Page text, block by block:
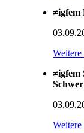
≠igfem
Weitere
≠igfem
Weitere